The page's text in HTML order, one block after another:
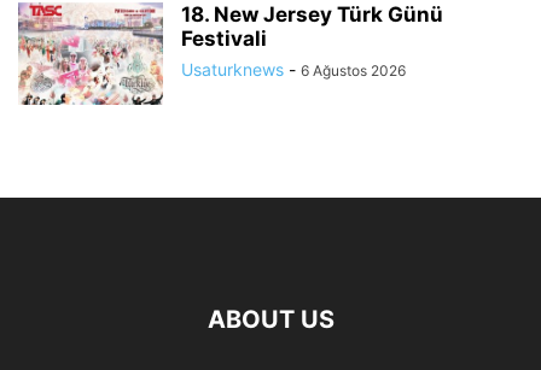
18. New Jersey Türk Günü
Festivali
Usaturknews - 6 Ağustos 2026
ABOUT US